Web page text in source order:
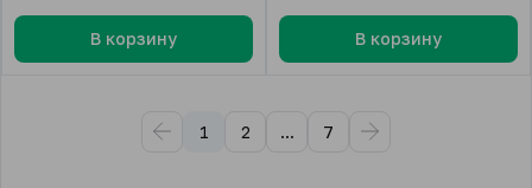
В корзину В корзину
1 2 ... 7